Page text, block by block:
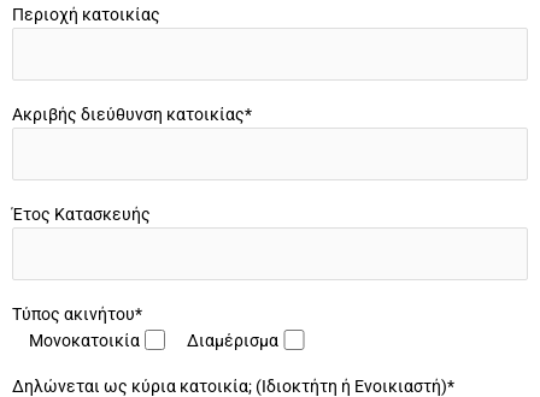
Περιοχή κατοικίας
Ακριβής διεύθυνση κατοικίας*
Έτος Κατασκευής
Τύπος ακινήτου*
Μονοκατοικία
Διαμέρισμα
Δηλώνεται ως κύρια κατοικία; (Ιδιοκτήτη ή Ενοικιαστή)*